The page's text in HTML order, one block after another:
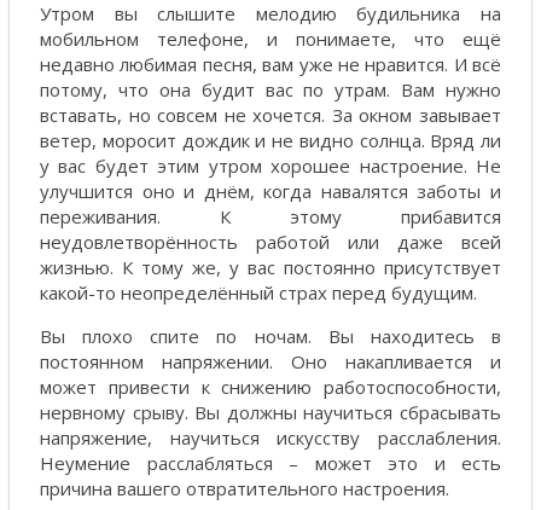
Утром вы слышите мелодию будильника на
мобильном телефоне, и понимаете, что ещё
недавно любимая песня, вам уже не нравится. И всё
потому, что она будит вас по утрам. Вам нужно
вставать, но совсем не хочется. За окном завывает
ветер, моросит дождик и не видно солнца. Вряд ли
у вас будет этим утром хорошее настроение. Не
улучшится оно и днём, когда навалятся заботы и
переживания. К этому прибавится
неудовлетворённость работой или даже всей
жизнью. К тому же, у вас постоянно присутствует
какой-то неопределённый страх перед будущим.
Вы плохо спите по ночам. Вы находитесь в
постоянном напряжении. Оно накапливается и
может привести к снижению работоспособности,
нервному срыву. Вы должны научиться сбрасывать
напряжение, научиться искусству расслабления.
Неумение расслабляться – может это и есть
причина вашего отвратительного настроения.